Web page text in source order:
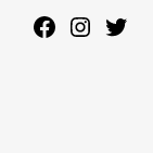
Facebook